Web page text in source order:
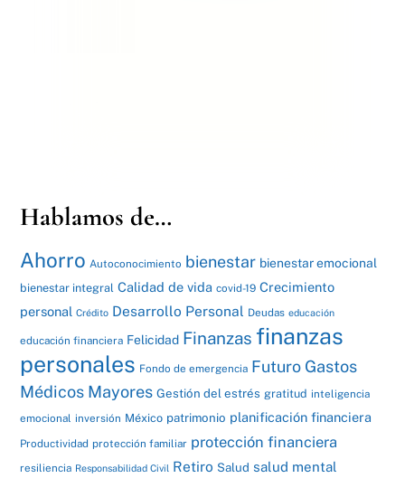
Hablamos de…
Ahorro Autoconocimiento bienestar bienestar emocional
bienestar integral Calidad de vida covid-19 Crecimiento
personal Crédito Desarrollo Personal Deudas educación
educación financiera Felicidad Finanzas finanzas
personales Fondo de emergencia Futuro Gastos
Médicos Mayores Gestión del estrés gratitud inteligencia
emocional inversión México patrimonio planificación financiera
Productividad protección familiar protección financiera
resiliencia Responsabilidad Civil Retiro Salud salud mental